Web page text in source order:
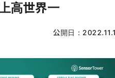
高世界一
公開日：